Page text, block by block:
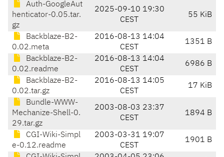
Auth-GoogleAut
henticator-0.05.tar.
gz
2025-09-10 19:30
CEST
55 KiB
Backblaze-B2-
0.02.meta
2016-08-13 14:04
CEST
1351 B
Backblaze-B2-
0.02.readme
2016-08-13 14:04
CEST
6986 B
Backblaze-B2-
0.02.tar.gz
2016-08-13 14:05
CEST
17 KiB
Bundle-WWW-
Mechanize-Shell-0.
29.tar.gz
2003-08-03 23:37
CEST
1894 B
CGI-Wiki-Simpl
e-0.12.readme
2003-03-31 19:07
CEST
1901 B